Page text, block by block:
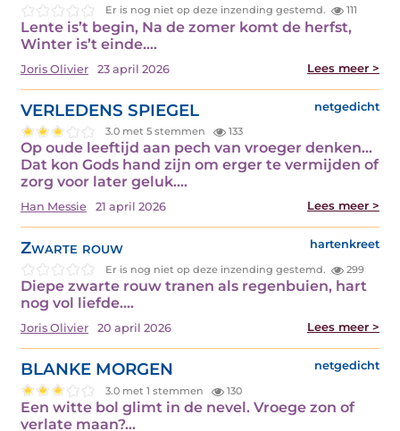
Er is nog niet op deze inzending gestemd. 111
Lente is’t begin, Na de zomer komt de herfst,
Winter is’t einde.…
Joris Olivier 23 april 2026 Lees meer >
VERLEDENS SPIEGEL netgedicht
3.0 met 5 stemmen 133
Op oude leeftijd aan pech van vroeger denken...
Dat kon Gods hand zijn om erger te vermijden of
zorg voor later geluk.…
Han Messie 21 april 2026 Lees meer >
Zwarte rouw hartenkreet
Er is nog niet op deze inzending gestemd. 299
Diepe zwarte rouw tranen als regenbuien, hart
nog vol liefde.…
Joris Olivier 20 april 2026 Lees meer >
BLANKE MORGEN netgedicht
3.0 met 1 stemmen 130
Een witte bol glimt in de nevel. Vroege zon of
verlate maan?…